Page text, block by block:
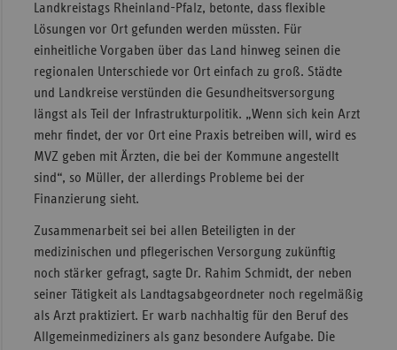
Landkreistags Rheinland-Pfalz, betonte, dass flexible
Lösungen vor Ort gefunden werden müssten. Für
einheitliche Vorgaben über das Land hinweg seinen die
regionalen Unterschiede vor Ort einfach zu groß. Städte
und Landkreise verstünden die Gesundheitsversorgung
längst als Teil der Infrastrukturpolitik. „Wenn sich kein Arzt
mehr findet, der vor Ort eine Praxis betreiben will, wird es
MVZ geben mit Ärzten, die bei der Kommune angestellt
sind“, so Müller, der allerdings Probleme bei der
Finanzierung sieht.
Zusammenarbeit sei bei allen Beteiligten in der
medizinischen und pflegerischen Versorgung zukünftig
noch stärker gefragt, sagte Dr. Rahim Schmidt, der neben
seiner Tätigkeit als Landtagsabgeordneter noch regelmäßig
als Arzt praktiziert. Er warb nachhaltig für den Beruf des
Allgemeinmediziners als ganz besondere Aufgabe. Die